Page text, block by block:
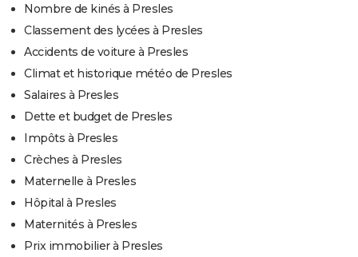
Nombre de kinés à Presles
Classement des lycées à Presles
Accidents de voiture à Presles
Climat et historique météo de Presles
Salaires à Presles
Dette et budget de Presles
Impôts à Presles
Crèches à Presles
Maternelle à Presles
Hôpital à Presles
Maternités à Presles
Prix immobilier à Presles